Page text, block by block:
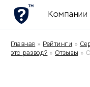
Компании
Главная » Рейтинги »
это развод? » Отзывы »